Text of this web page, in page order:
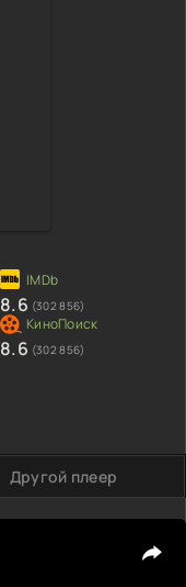
8.6 (302 856)
8.6 (302 856)
Другой плеер